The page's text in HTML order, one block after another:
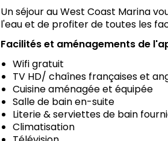
Un séjour au West Coast Marina
l'eau et de profiter de toutes les
Facilités et aménagements de
Wifi gratuit
TV HD/ chaînes françaises et
Cuisine aménagée et équipée
Salle de bain en-suite
Literie & serviettes de bain
Climatisation